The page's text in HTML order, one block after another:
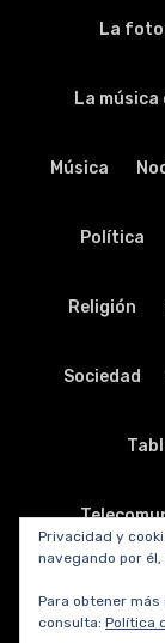
La
La música
Música
Política
Religión
Sociedad
Privacidad y
navegando por
Para obtener
consulta: Política